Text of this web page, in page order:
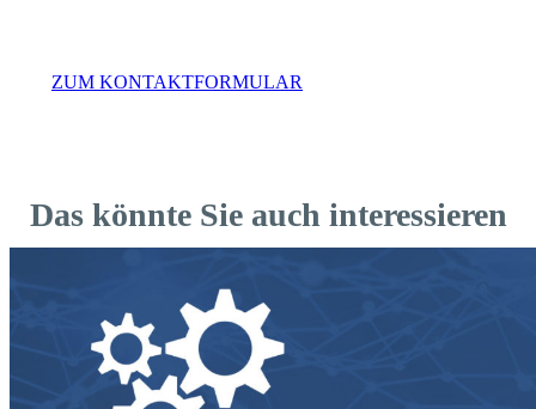
ZUM KONTAKTFORMULAR
Das könnte Sie auch interessieren